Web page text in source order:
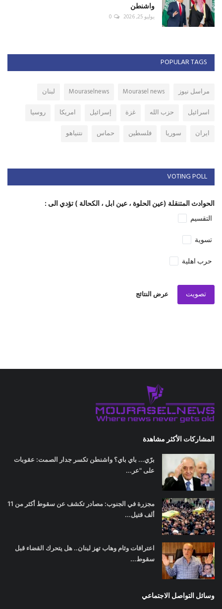
واشنطن
يوليو 25, 2026 0
POPULAR TAGS
مراسل نيوز Mourasel news
Mouraselnews
لبنان
اسرائيل
حزب الله غزة إسرائيل امريكا
روسيا
ايران
سوريا فلسطين حماس نتنياهو
VOTING POLL
الحوادث المتنقلة (عين الحلوة ، عين ابل ، الكحالة ) تؤدي الى :
التقسيم
تسوية
حرب اهلية
تصويت عرض النتائج
المشاركات الأكثر مشاهدة
برّي... باي باي؟ واشنطن تكسر جدار الصمت: عقوبات
على "عر...
مجزرة في الجنوب: مصادر تكشف عن سقوط أكثر من 11
ألف قتيل...
اعترافات وئام وهاب تهز لبنان.. هل يتحرك القضاء قبل
سقوط...
وسائل التواصل الاجتماعي